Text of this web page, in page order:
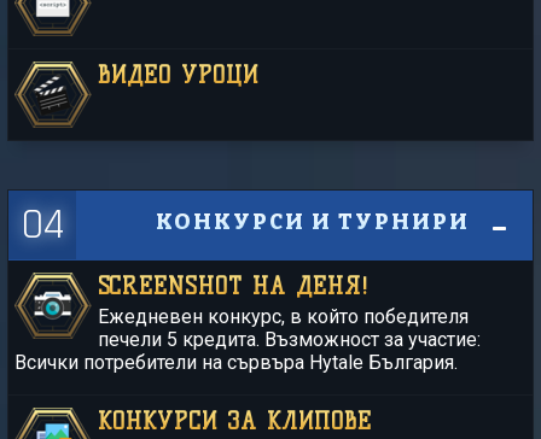
ВИДЕО УРОЦИ
04 КОНКУРСИ И ТУРНИРИ
SCREENSHOT НА ДЕНЯ!
Ежедневен конкурс, в който победителя
печели 5 кредита. Възможност за участие:
Всички потребители на сървъра Hytale България.
КОНКУРСИ ЗА КЛИПОВЕ